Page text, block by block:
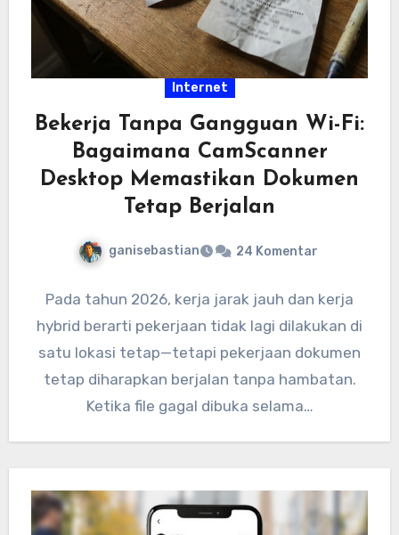
Internet
Bekerja Tanpa Gangguan Wi-Fi:
Bagaimana CamScanner
Desktop Memastikan Dokumen
Tetap Berjalan
ganisebastian 24 Komentar
Pada tahun 2026, kerja jarak jauh dan kerja
hybrid berarti pekerjaan tidak lagi dilakukan di
satu lokasi tetap—tetapi pekerjaan dokumen
tetap diharapkan berjalan tanpa hambatan.
Ketika file gagal dibuka selama…